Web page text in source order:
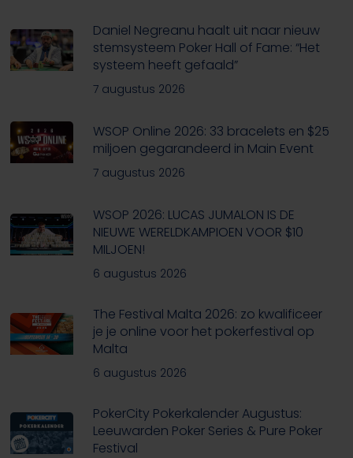
Daniel Negreanu haalt uit naar nieuw
stemsysteem Poker Hall of Fame: “Het
systeem heeft gefaald”
7 augustus 2026
WSOP Online 2026: 33 bracelets en $25
miljoen gegarandeerd in Main Event
7 augustus 2026
WSOP 2026: LUCAS JUMALON IS DE
NIEUWE WERELDKAMPIOEN VOOR $10
MILJOEN!
6 augustus 2026
The Festival Malta 2026: zo kwalificeer
je je online voor het pokerfestival op
Malta
6 augustus 2026
PokerCity Pokerkalender Augustus:
Leeuwarden Poker Series & Pure Poker
Festival